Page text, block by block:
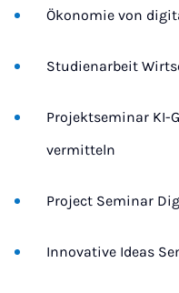
Ökonomie von
Studienarbeit
Projektseminar KI-
vermitteln
Project Seminar
Innovative Ideas